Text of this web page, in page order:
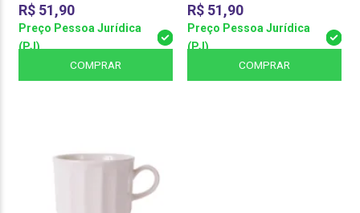
R$ 51,90
Preço Pessoa Jurídica
(PJ)
COMPRAR
R$ 51,90
Preço Pessoa Jurídica
(PJ)
COMPRAR